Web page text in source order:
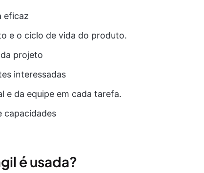
eficaz
e o ciclo de vida do produto.
projeto
interessadas
e da equipe em cada tarefa.
capacidades
é usada?